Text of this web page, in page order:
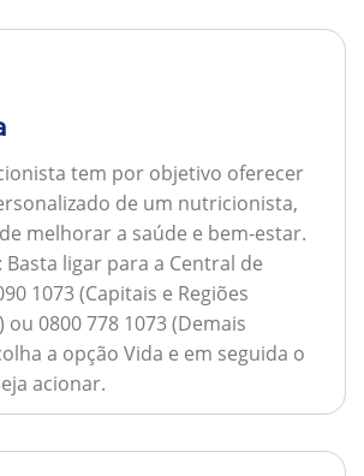
tem por objetivo oferecer
de um nutricionista,
melhorar a saúde e bem-estar.
Basta ligar para a Central de
1073 (Capitais e Regiões
0800 778 1073 (Demais
a opção Vida e em seguida o
acionar.